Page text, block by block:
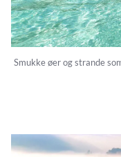
Koo Kongsi,
Smukke øer og strande